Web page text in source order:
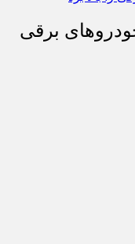
برقی